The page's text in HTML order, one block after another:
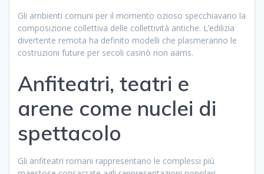
Gli ambienti comuni per il momento ozioso specchiavano la
composizione collettiva delle collettività antiche. L’edilizia
divertente remota ha definito modelli che plasmeranno le
costruzioni future per secoli casinò non aams.
Anfiteatri, teatri e
arene come nuclei di
spettacolo
Gli anfiteatri romani rappresentano le complessi più